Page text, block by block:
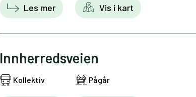
Les mer Vis i kart
Innherredsveien
Kollektiv Pågår